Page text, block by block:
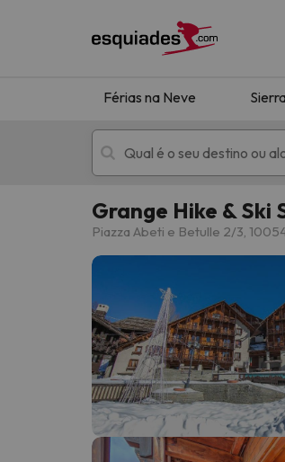
Férias na Neve
Férias na neve
Oops, não encontramos
Grange Hike &
Piazza Abeti e Betulle 2/3,